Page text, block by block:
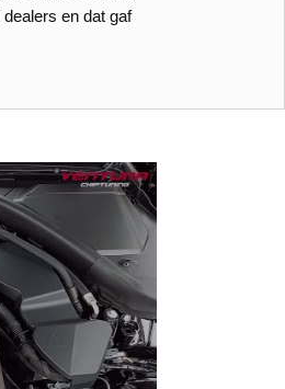
en dat gaf